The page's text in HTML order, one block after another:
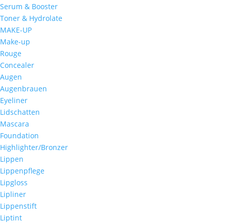
Serum & Booster
Toner & Hydrolate
MAKE-UP
Make-up
Rouge
Concealer
Augen
Augenbrauen
Eyeliner
Lidschatten
Mascara
Foundation
Highlighter/Bronzer
Lippen
Lippenpflege
Lipgloss
Lipliner
Lippenstift
Liptint